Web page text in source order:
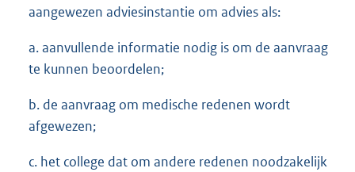
aangewezen adviesinstantie om advies als:
a. aanvullende informatie nodig is om de aanvraag
te kunnen beoordelen;
b. de aanvraag om medische redenen wordt
afgewezen;
c. het college dat om andere redenen noodzakelijk